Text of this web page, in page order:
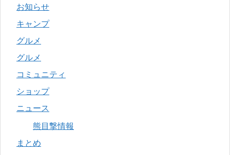
お知らせ
キャンプ
グルメ
グルメ
コミュニティ
ショップ
ニュース
熊目撃情報
まとめ